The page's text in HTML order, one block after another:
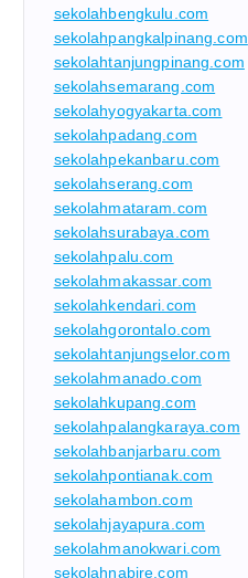
sekolahbengkulu.com
sekolahpangkalpinang.com
sekolahtanjungpinang.com
sekolahsemarang.com
sekolahyogyakarta.com
sekolahpadang.com
sekolahpekanbaru.com
sekolahserang.com
sekolahmataram.com
sekolahsurabaya.com
sekolahpalu.com
sekolahmakassar.com
sekolahkendari.com
sekolahgorontalo.com
sekolahtanjungselor.com
sekolahmanado.com
sekolahkupang.com
sekolahpalangkaraya.com
sekolahbanjarbaru.com
sekolahpontianak.com
sekolahambon.com
sekolahjayapura.com
sekolahmanokwari.com
sekolahnabire.com